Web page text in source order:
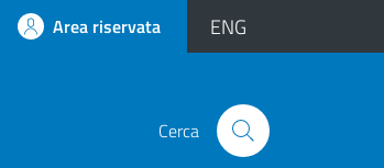
Area riservata ENG
Cerca